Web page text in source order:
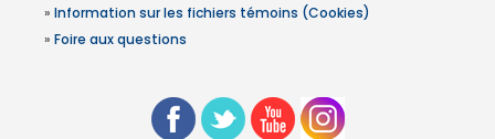
» Information sur les fichiers témoins (Cookies)
» Foire aux questions